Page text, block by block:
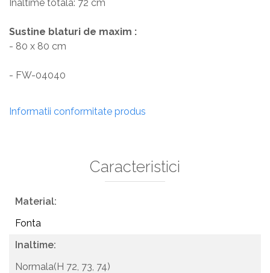
Inaltime totala: 72 cm
Sustine blaturi de maxim :
- 80 x 80 cm
- FW-04040
Informatii conformitate produs
Caracteristici
Material:
Fonta
Inaltime:
Normala(H 72, 73, 74)